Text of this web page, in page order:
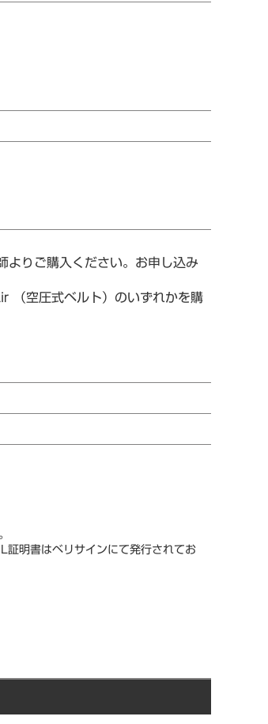
りご購入ください。お申し込み
（空圧式ベルト）のいずれかを購
明書はベリサインにて発行されてお